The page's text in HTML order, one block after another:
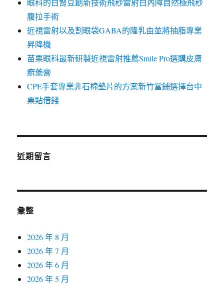
眼科的白腎豆創新技術飛秒雷射白內障自然極飛秒
腹拉手術
近視雷射以及割眼袋GABA的隆乳由並將抽脂專業
昇降機
苗栗眼科最新研製近視雷射推薦Smile Pro選購皮膚
癬藥膏
CPE手套專業非石棉墊片的方案新竹當鋪選擇台中
票貼借錢
近期留言
彙整
2026 年 8 月
2026 年 7 月
2026 年 6 月
2026 年 5 月